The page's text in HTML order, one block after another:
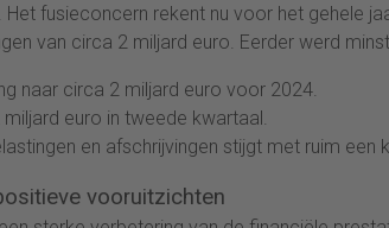
fusieconcern rekent nu voor het gehele
van circa 2 miljard euro. Eerder werd
naar circa 2 miljard euro voor 2024.
euro in tweede kwartaal.
en afschrijvingen stijgt met ruim een
vooruitzichten